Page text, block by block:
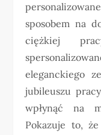
sposobem na
ciężkiej
eleganckiego
jubileuszu
wpłynąć na
Pokazuje to,